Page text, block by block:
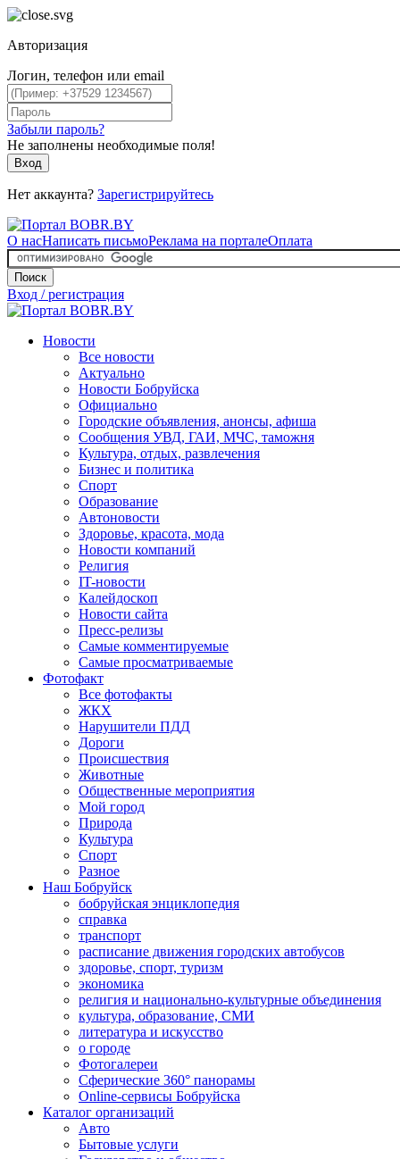
Авторизация
Логин, телефон или email
Забыли пароль?
Не заполнены необходимые поля!
Вход
Нет аккаунта? Зарегистрируйтесь
О насНаписать письмоРеклама на порталеОплата
Поиск
Вход / регистрация
Новости
Все новости
Актуально
Новости Бобруйска
Официально
Городские объявления, анонсы, афиша
Сообщения УВД, ГАИ, МЧС, таможня
Культура, отдых, развлечения
Бизнес и политика
Спорт
Образование
Автоновости
Здоровье, красота, мода
Новости компаний
Религия
IT-новости
Калейдоскоп
Новости сайта
Пресс-релизы
Самые комментируемые
Самые просматриваемые
Фотофакт
Все фотофакты
ЖКХ
Нарушители ПДД
Дороги
Происшествия
Животные
Общественные мероприятия
Мой город
Природа
Культура
Спорт
Разное
Наш Бобруйск
бобруйская энциклопедия
справка
транспорт
расписание движения городских автобусов
здоровье, спорт, туризм
экономика
религия и национально-культурные объединения
культура, образование, СМИ
литература и искусство
о городе
Фотогалереи
Сферические 360° панорамы
Online-сервисы Бобруйска
Каталог организаций
Авто
Бытовые услуги